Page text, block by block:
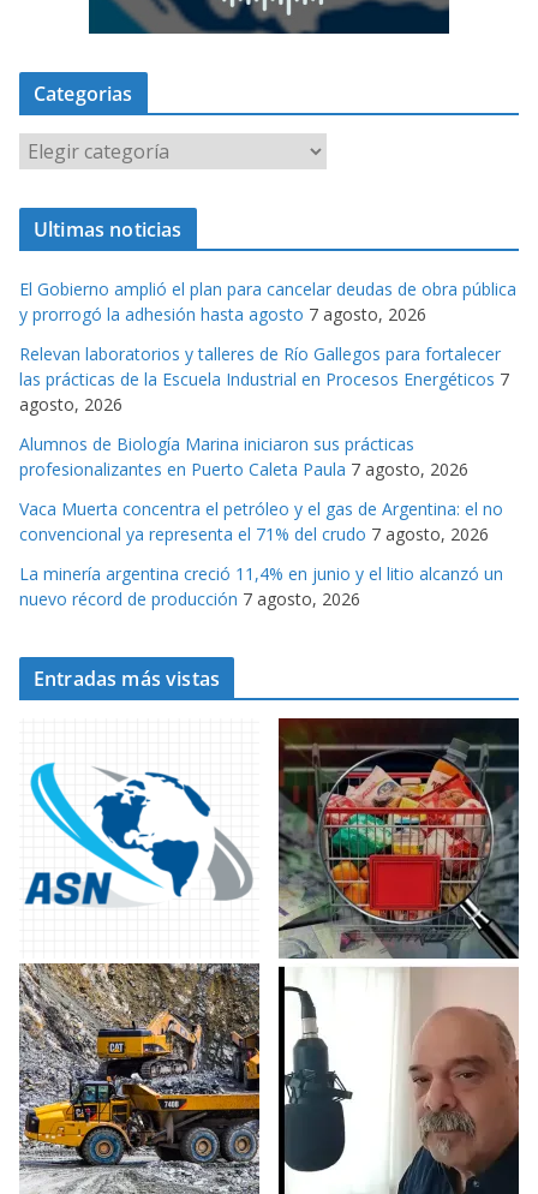
Categorias
a
t
o
r
i
a
s
Ultimas noticias
El Gobierno amplió el plan para cancelar deudas de obra pública
y prorrogó la adhesión hasta agosto 7 agosto, 2026
Relevan laboratorios y talleres de Río Gallegos para fortalecer
las prácticas de la Escuela Industrial en Procesos Energéticos 7
agosto, 2026
Alumnos de Biología Marina iniciaron sus prácticas
profesionalizantes en Puerto Caleta Paula 7 agosto, 2026
Vaca Muerta concentra el petróleo y el gas de Argentina: el no
convencional ya representa el 71% del crudo 7 agosto, 2026
La minería argentina creció 11,4% en junio y el litio alcanzó un
nuevo récord de producción 7 agosto, 2026
Entradas más vistas